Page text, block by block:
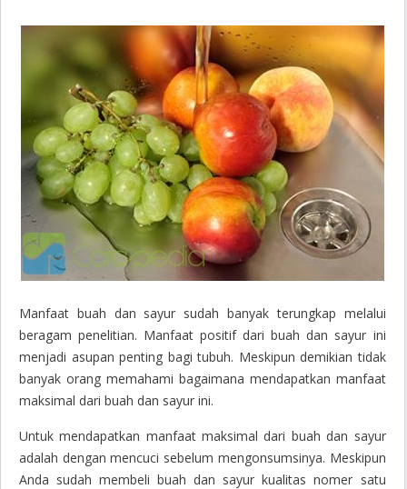
Manfaat buah dan sayur sudah banyak terungkap melalui
beragam penelitian. Manfaat positif dari buah dan sayur ini
menjadi asupan penting bagi tubuh. Meskipun demikian tidak
banyak orang memahami bagaimana mendapatkan manfaat
maksimal dari buah dan sayur ini.
Untuk mendapatkan manfaat maksimal dari buah dan sayur
adalah dengan mencuci sebelum mengonsumsinya. Meskipun
Anda sudah membeli buah dan sayur kualitas nomer satu